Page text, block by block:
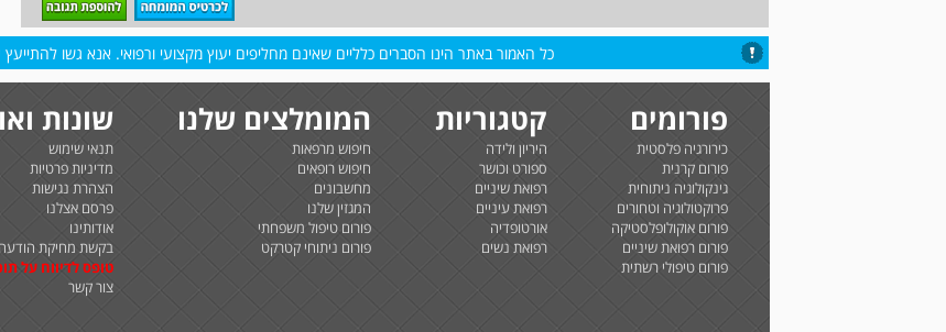
כל האמור באתר הינו הסברים כלליים שאינם מחליפים יעוץ מקצועי ורפואי. אנא גשו
פורומים
כירורגיה פלסטית
פורום קרנית
גינקולוגיה ניתוחית
פרוקטולוגיה וטחורים
פורום אוקולופלסטיקה
פורום רפואת שיניים
פורום טיפולי רשתית
קטגוריות
היריון ולידה
ספורט וכושר
רפואת שיניים
רפואת עיניים
אורטופדיה
רפואת נשים
המומלצים שלנו
חיפוש מרפאות
חיפוש רופאים
מחשבונים
המגזין שלנו
פורום טיפול משפחתי
פורום ניתוחי קטרקט
שונות
תנאי שימוש
מדיניות פרטיות
הצהרת נגישות
פרסם אצלנו
אודותינו
בקשת מחיקת
טופס לדיווח על
צור קשר